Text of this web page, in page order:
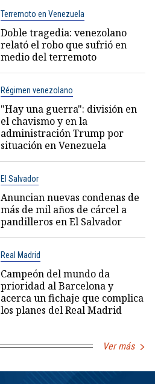
Terremoto en Venezuela
Doble tragedia: venezolano
relató el robo que sufrió en
medio del terremoto
Régimen venezolano
"Hay una guerra": división en
el chavismo y en la
administración Trump por
situación en Venezuela
El Salvador
Anuncian nuevas condenas de
más de mil años de cárcel a
pandilleros en El Salvador
Real Madrid
Campeón del mundo da
prioridad al Barcelona y
acerca un fichaje que complica
los planes del Real Madrid
Ver más